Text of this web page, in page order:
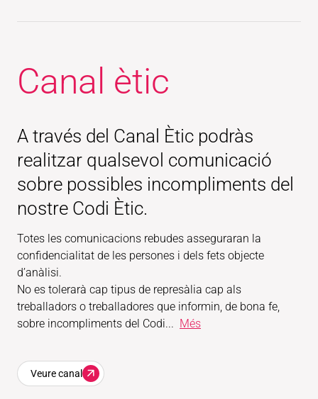
Canal ètic
A través del Canal Ètic podràs
realitzar qualsevol comunicació
sobre possibles incompliments del
nostre Codi Ètic.
Totes les comunicacions rebudes asseguraran la
confidencialitat de les persones i dels fets objecte
d’anàlisi.
No es tolerarà cap tipus de represàlia cap als
treballadors o treballadores que informin, de bona fe,
sobre incompliments del Codi... Més
Veure canal